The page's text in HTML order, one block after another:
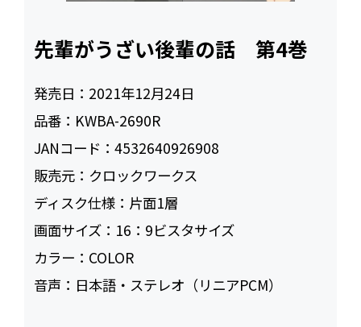
先輩がうざい後輩の話 第4巻
発売日： 2021年12月24日
品番： KWBA-2690R
JANコード：4532640926908
販売元： クロックワークス
ディスク仕様： 片面1層
画面サイズ： 16：9ビスタサイズ
カラー： COLOR
音声： 日本語・ステレオ（リニアPCM）